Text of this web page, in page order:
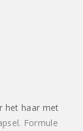
het haar met
Formule